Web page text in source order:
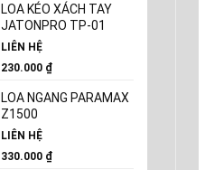
LOA KÉO XÁCH TAY
JATONPRO TP-01
LIÊN HỆ
230.000 ₫
LOA NGANG PARAMAX
Z1500
LIÊN HỆ
330.000 ₫